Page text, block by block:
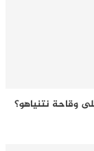
وقاحة نتنياهو؟